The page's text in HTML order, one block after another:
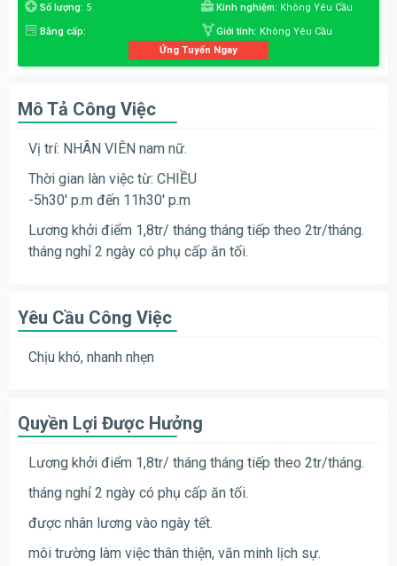
Số lượng: 5 Kinh nghiệm: Không Yêu Cầu
Bằng cấp: Giới tính: Không Yêu Cầu
Ứng Tuyển Ngay
Mô Tả Công Việc
Vị trí: NHÂN VIÊN nam nữ.
Thời gian làn việc từ: CHIỀU
-5h30′ p.m đến 11h30′ p.m
Lương khởi điểm 1,8tr/ tháng tháng tiếp theo 2tr/tháng.
tháng nghỉ 2 ngày có phụ cấp ăn tối.
Yêu Cầu Công Việc
Chịu khó, nhanh nhẹn
Quyền Lợi Được Hưởng
Lương khởi điểm 1,8tr/ tháng tháng tiếp theo 2tr/tháng.
tháng nghỉ 2 ngày có phụ cấp ăn tối.
được nhân lương vào ngày tết.
môi trường làm việc thân thiện, văn minh lịch sự.